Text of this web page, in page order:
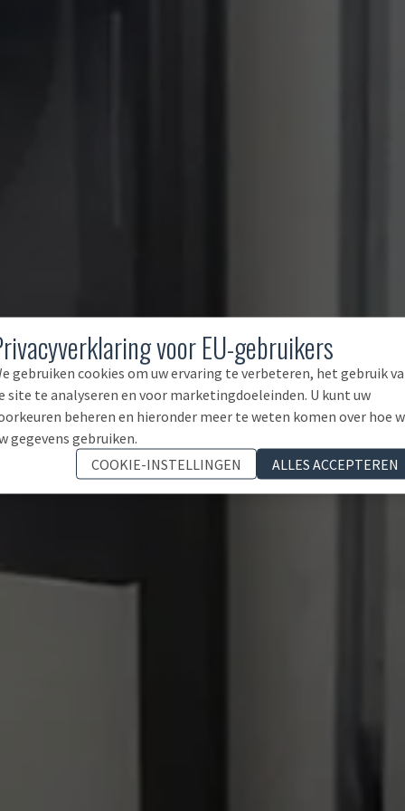
voor EU-gebruikers
gebruiken cookies om uw ervaring te verbeteren, het gebruik
site te analyseren en voor marketingdoeleinden. U kunt uw
beheren en hieronder meer te weten komen over hoe
gegevens gebruiken.
COOKIE-INSTELLINGEN
ALLES ACCEPTEREN